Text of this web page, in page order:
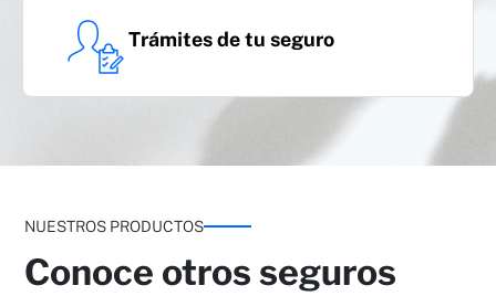
Trámites de tu seguro
NUESTROS PRODUCTOS
Conoce otros seguros